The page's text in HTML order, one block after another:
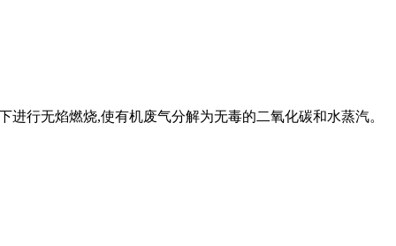
行无焰燃烧,使有机废气分解为无毒的二氧化碳和水蒸汽。